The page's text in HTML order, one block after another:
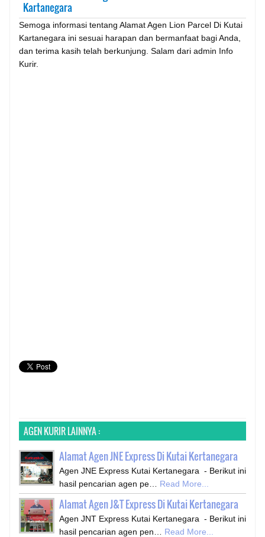
Kartanegara
Semoga informasi tentang Alamat Agen Lion Parcel Di Kutai
Kartanegara ini sesuai harapan dan bermanfaat bagi Anda,
dan terima kasih telah berkunjung. Salam dari admin Info
Kurir.
AGEN KURIR LAINNYA :
Alamat Agen JNE Express Di Kutai Kertanegara
Agen JNE Express Kutai Kertanegara - Berikut ini
hasil pencarian agen pe…
Read More...
Alamat Agen J&T Express Di Kutai Kertanegara
Agen JNT Express Kutai Kertanegara - Berikut ini
hasil pencarian agen pen…
Read More...